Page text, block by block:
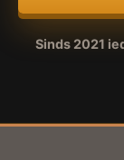
Sinds 2021